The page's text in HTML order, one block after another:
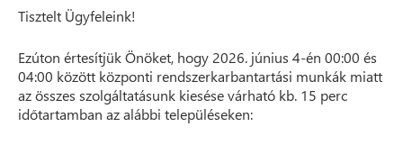
Tisztelt Ügyfeleink!
Ezúton értesítjük Önöket, hogy 2026. június 4-én 00:00 és
04:00 között központi rendszerkarbantartási munkák miatt
az összes szolgáltatásunk kiesése várható kb. 15 perc
időtartamban az alábbi településeken: